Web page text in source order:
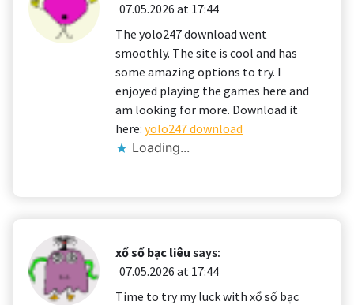
07.05.2026 at 17:44
The yolo247 download went
smoothly. The site is cool and has
some amazing options to try. I
enjoyed playing the games here and
am looking for more. Download it
here: yolo247 download
Loading...
xổ số bạc liêu says:
07.05.2026 at 17:44
Time to try my luck with xổ số bạc